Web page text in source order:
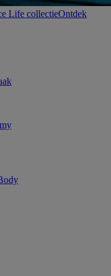
Life collectieOntdek